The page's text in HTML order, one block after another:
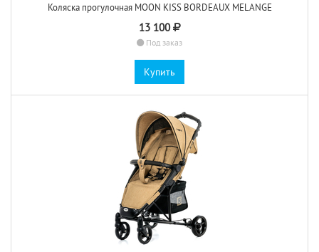
Коляска прогулочная MOON KISS BORDEAUX MELANGE
13 100
Под заказ
Купить